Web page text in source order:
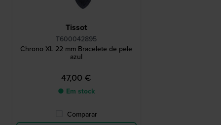
Tissot
T600042895
Chrono XL 22 mm Bracelete de pele
azul
47,00 €
● Em stock
Comparar